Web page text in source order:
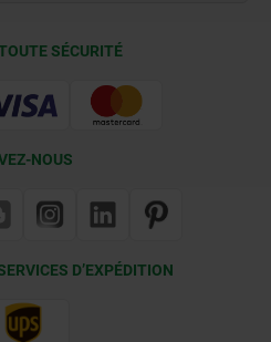
SÉCURITÉ
NOUS
D’EXPÉDITION